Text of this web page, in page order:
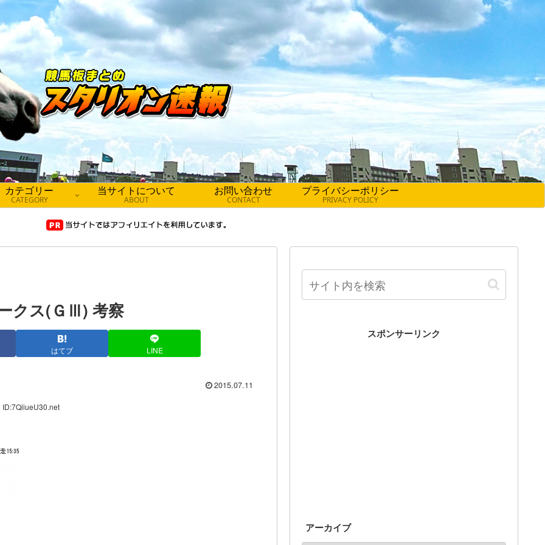
カテゴリー
CATEGORY
当サイトについて
ABOUT
お問い合わせ
CONTACT
プライバシーポリシー
PRIVACY POLICY
クス(ＧⅢ) 考察
はてブ LINE
2015.07.11
スポンサーリンク
アーカイブ